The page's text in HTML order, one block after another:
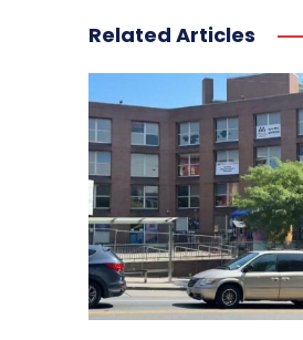
Related Articles